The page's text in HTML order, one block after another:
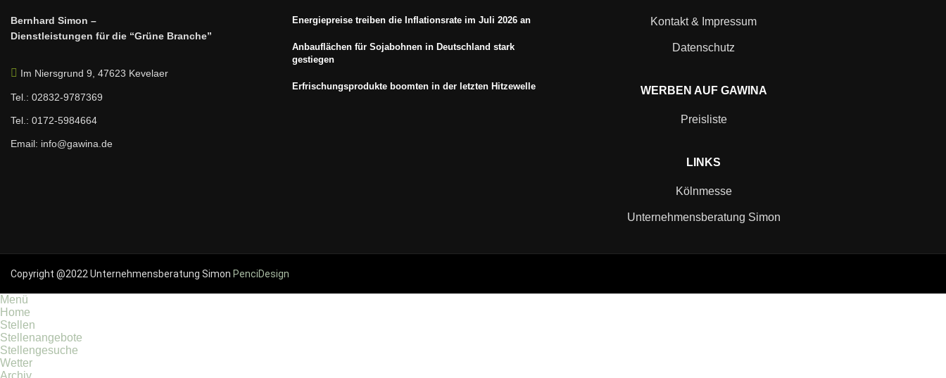
Bernhard Simon –
Dienstleistungen für die “Grüne Branche”
Im Niersgrund 9, 47623 Kevelaer
Tel.: 02832-9787369
Tel.: 0172-5984664
Email: info@gawina.de
Energiepreise treiben die Inflationsrate im Juli 2026 an
Anbauflächen für Sojabohnen in Deutschland stark
gestiegen
Erfrischungsprodukte boomten in der letzten Hitzewelle
Kontakt & Impressum
Datenschutz
WERBEN AUF GAWINA
Preisliste
LINKS
Kölnmesse
Unternehmensberatung Simon
Copyright @2022 Unternehmensberatung Simon PenciDesign
Menü
Home
Stellen
Stellenangebote
Stellengesuche
Wetter